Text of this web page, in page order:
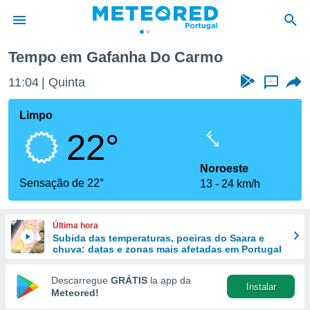
da
foi
fornecidas
a este
das
e
forma
digital
Tempo em Gafanha Do Carmo
11:04 Quinta ...
Limpo
22°
Sensação de 22°
Noroeste
13
24 km/h
Última hora
Subida das temperaturas, poeiras do Saara e
chuva: datas e zonas mais afetadas em Portugal
Descarregue GRÁTIS la app da
Meteored!
Instalar